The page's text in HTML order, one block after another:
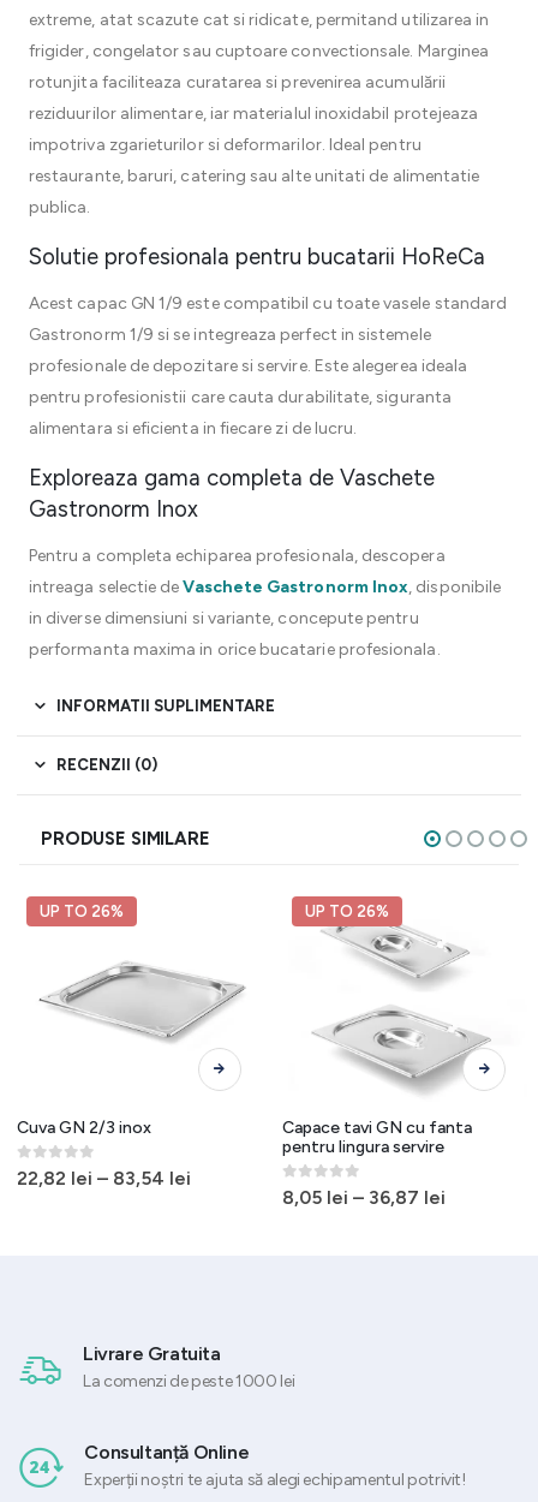
extreme, atat scazute cat si ridicate, permitand utilizarea in
frigider, congelator sau cuptoare convectionsale. Marginea
rotunjita faciliteaza curatarea si prevenirea acumulării
reziduurilor alimentare, iar materialul inoxidabil protejeaza
impotriva zgarieturilor si deformarilor. Ideal pentru
restaurante, baruri, catering sau alte unitati de alimentatie
publica.
Solutie profesionala pentru bucatarii HoReCa
Acest capac GN 1/9 este compatibil cu toate vasele standard
Gastronorm 1/9 si se integreaza perfect in sistemele
profesionale de depozitare si servire. Este alegerea ideala
pentru profesionistii care cauta durabilitate, siguranta
alimentara si eficienta in fiecare zi de lucru.
Exploreaza gama completa de Vaschete
Gastronorm Inox
Pentru a completa echiparea profesionala, descopera
intreaga selectie deVaschete Gastronorm Inox, disponibile
in diverse dimensiuni si variante, concepute pentru
performanta maxima in orice bucatarie profesionala.
INFORMATII SUPLIMENTARE
RECENZII (0)
PRODUSE SIMILARE
UP TO 26%
Acest produs are mai multe variații. Opțiunile pot fi alese în pagina produsului.
Cuva GN 2/3 inox
0out of 5
22,82 lei – 83,54 lei
UP TO 26%
Acest produs are mai multe variații. Opțiunile pot fi alese în pagina produsului.
Capace tavi GN cu fanta
pentru lingura servire
0out of 5
8,05 lei – 36,87 lei
Livrare Gratuita
La comenzi de peste 1000 lei
Consultanță Online
Experții noștri te ajuta să alegi echipamentul potrivit!